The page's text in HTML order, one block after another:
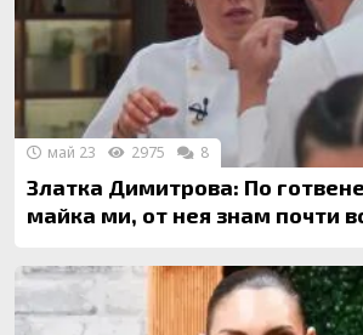
Златка Димитрова: По
майка ми, от нея знам почти
май 23 2975 8